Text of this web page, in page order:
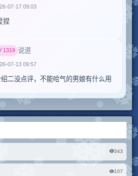
07-17 09:03
捏
1319 说道
07-13 09:57
二没点评，不能哈气的男娘有什么用
343
107